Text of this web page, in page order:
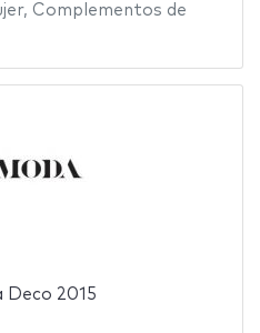
, Complementos de
Deco 2015